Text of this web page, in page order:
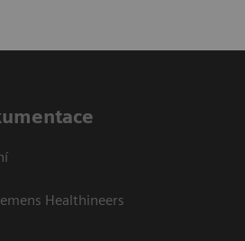
Healthineers